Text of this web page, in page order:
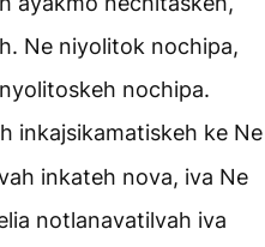
Ne niyolitok nochipa,
nochipa.
inkajsikamatiskeh ke Ne
inkateh nova, iva Ne
notlanavatilvah iva